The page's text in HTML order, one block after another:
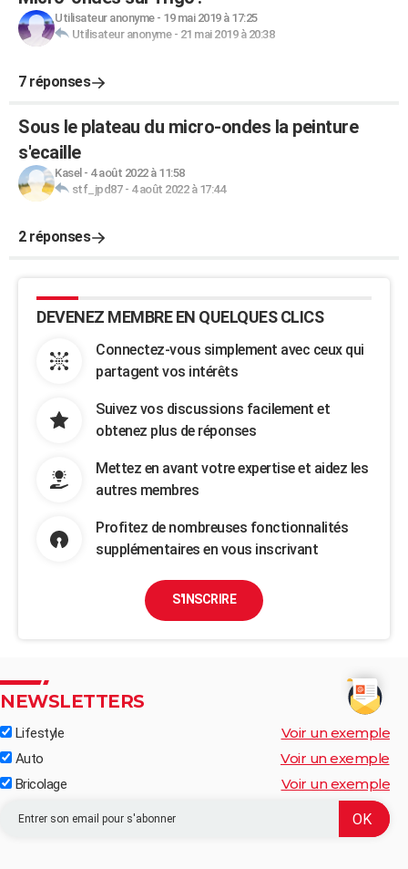
Utilisateur anonyme- 19 mai 2019 à 17:25
Utilisateur anonyme- 21 mai 2019 à 20:38
7 réponses
Sous le plateau du micro-ondes la peinture
s'ecaille
Kasel - 4 août 2022 à 11:58
stf_jpd87- 4 août 2022 à 17:44
2 réponses
DEVENEZ MEMBRE EN QUELQUES CLICS
Connectez-vous simplement avec ceux qui
partagent vos intérêts
Suivez vos discussions facilement et
obtenez plus de réponses
Mettez en avant votre expertise et aidez les
autres membres
Profitez de nombreuses fonctionnalités
supplémentaires en vous inscrivant
S'INSCRIRE
NEWSLETTERS
Lifestyle Voir un exemple
Auto Voir un exemple
Bricolage Voir un exemple